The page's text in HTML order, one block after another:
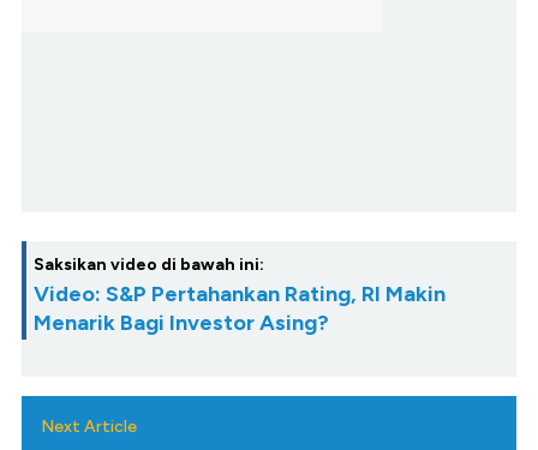
Saksikan video di bawah ini:
Video: S&P Pertahankan Rating, RI Makin
Menarik Bagi Investor Asing?
Next Article